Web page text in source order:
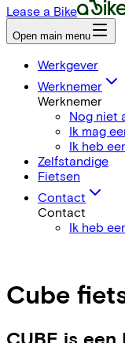
Lease a Bike
Open main menu
Werkgever
Werknemer
Werknemer
Nog niet
Ik mag
Ik heb
Zelfstandige
Fietsen
Contact
Contact
Ik heb
Cube
CUBE is